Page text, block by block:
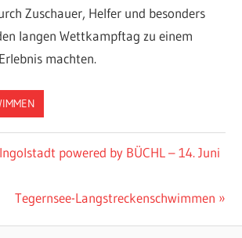
Zuschauer, Helfer und besonders
langen Wettkampftag zu einem
machten.
powered by BÜCHL – 14. Juni
Nächster
Tegernsee-Langstreckenschwimmen